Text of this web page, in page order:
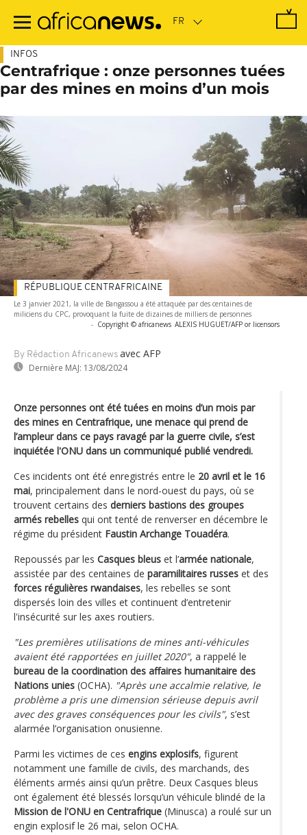
contenu
INFOS
Centrafrique : onze personnes tuées
par des mines en moins d’un mois
Le 3 janvier 2021, la ville de Bangassou a été attaquée par des centaines de
miliciens du CPC, provoquant la fuite de dizaines de milliers de personnes
- Copyright © africanews ALEXIS HUGUET/AFP or licensors
By Rédaction Africanews avec AFP
Dernière MAJ: 13/08/2024
RÉPUBLIQUE CENTRAFRICAINE
Onze personnes ont été tuées en moins d’un mois par
des mines en Centrafrique, une menace qui prend de
l’ampleur dans ce pays ravagé par la guerre civile, s’est
inquiétée l'ONU dans un communiqué publié vendredi.
Ces incidents ont été enregistrés entre le 20 avril et le 16
mai, principalement dans le nord-ouest du pays, où se
trouvent certains des derniers bastions des groupes
armés rebelles qui ont tenté de renverser en décembre le
régime du président Faustin Archange Touadéra.
Repoussés par les Casques bleus et l’armée nationale,
assistée par des centaines de paramilitaires russes et des
forces régulières rwandaises, les rebelles se sont
dispersés loin des villes et continuent d’entretenir
l'insécurité sur les axes routiers.
"Les premières utilisations de mines anti-véhicules
avaient été rapportées en juillet 2020", a rappelé le
bureau de la coordination des affaires humanitaire des
Nations unies (OCHA). "Après une accalmie relative, le
problème a pris une dimension sérieuse depuis avril
avec des graves conséquences pour les civils", s’est
alarmée l’organisation onusienne.
Parmi les victimes de ces engins explosifs, figurent
notamment une famille de civils, des marchands, des
éléments armés ainsi qu’un prêtre. Deux Casques bleus
ont également été blessés lorsqu’un véhicule blindé de la
Mission de l'ONU en Centrafrique (Minusca) a roulé sur un
engin explosif le 26 mai, selon OCHA.